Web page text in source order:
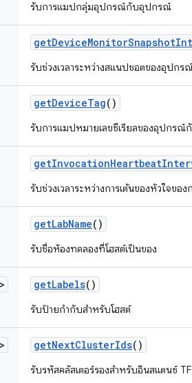
รับการแมปกลุ่มอุปกรณ์กับอุปกรณ์
getDeviceMonitorSnapshot
รับช่วงเวลาระหว่างสแนปชอตของอุปกร
getDeviceTag()
รับการแมปหมายเลขซีเรียลของอุปกรณ์
getInvocationHeartbeat
รับช่วงเวลาระหว่างการเต้นของหัวใจขอ
getLabName()
รับชื่อห้องทดลองที่โฮสต์เป็นของ
getLabels()
รับป้ายกำกับสำหรับโฮสต์
getNextClusterIds()
รับรหัสคลัสเตอร์รองสำหรับอินสแตนซ์